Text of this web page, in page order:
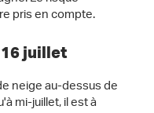
pris en compte.
juillet
neige au-dessus de
mi-juillet, il est à